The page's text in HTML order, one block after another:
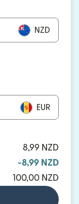
NZD
EUR
8,99 NZD
-8,99 NZD
100,00 NZD